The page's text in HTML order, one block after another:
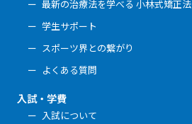
最新の治療法を学べる 小林式矯正法
学生サポート
スポーツ界との繋がり
よくある質問
入試・学費
入試について